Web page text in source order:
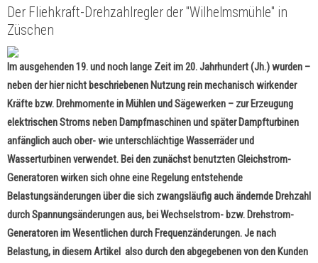
Der Fliehkraft-Drehzahlregler der "Wilhelmsmühle" in
Züschen
Im ausgehenden 19. und noch lange Zeit im 20. Jahrhundert (Jh.) wurden –
neben der hier nicht beschriebenen Nutzung rein mechanisch wirkender
Kräfte bzw. Drehmomente in Mühlen und Sägewerken – zur Erzeugung
elektrischen Stroms neben Dampfmaschinen und später Dampfturbinen
anfänglich auch ober- wie unterschlächtige Wasserräder und
Wasserturbinen verwendet. Bei den zunächst benutzten Gleichstrom-
Generatoren wirken sich ohne eine Regelung entstehende
Belastungsänderungen über die sich zwangsläufig auch ändernde Drehzahl
durch Spannungsänderungen aus, bei Wechselstrom- bzw. Drehstrom-
Generatoren im Wesentlichen durch Frequenzänderungen. Je nach
Belastung, in diesem Artikel also durch den abgegebenen von den Kunden